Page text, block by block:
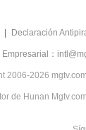
Declaración
：
2006-2026
de Hunan